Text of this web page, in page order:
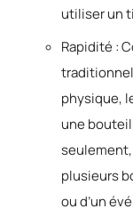
utiliser un
Rapidité :
physique,
une
plusieurs
ou d’un